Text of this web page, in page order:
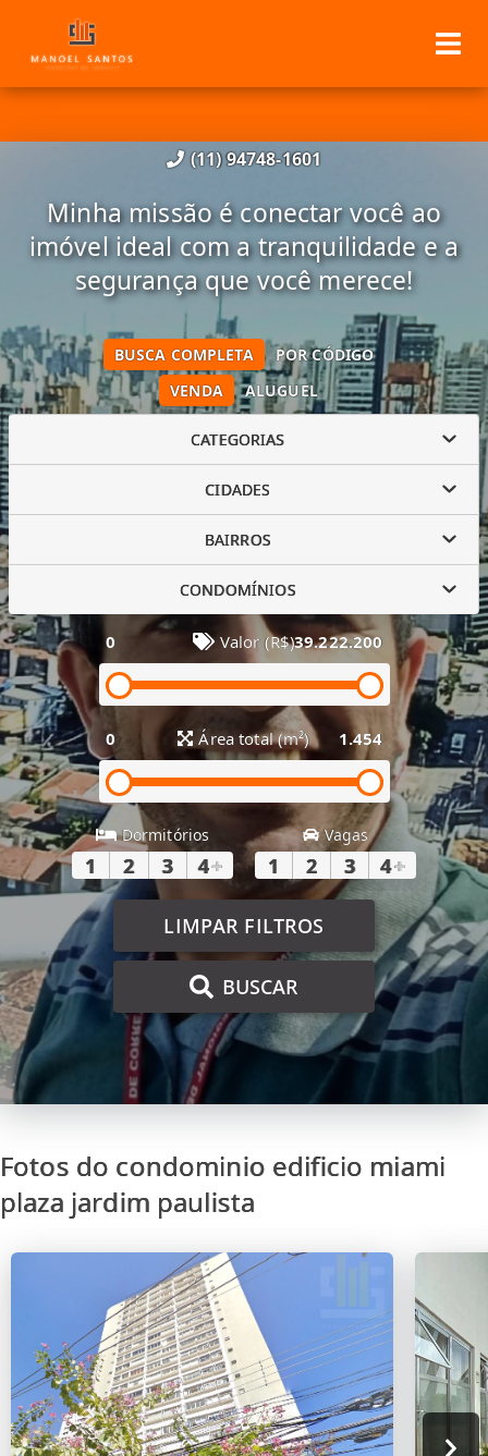
(11) 94748-1601
Minha missão é conectar você ao
imóvel ideal com a tranquilidade e a
segurança que você merece!
VENDA ALUGUEL
BUSCA COMPLETA POR CÓDIGO
CATEGORIAS
CIDADES
BAIRROS
CONDOMÍNIOS
0 Valor (R$)39.222.200
0 Área total (m²) 1.454
Dormitórios
1 2 3 4+
Vagas
1 2 3 4+
LIMPAR FILTROS
BUSCAR
Fotos do condominio edificio miami
plaza jardim paulista